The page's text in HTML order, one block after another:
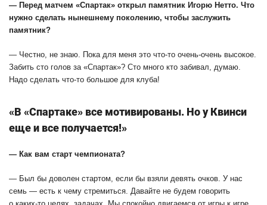
— Перед матчем «Спартак» открыл памятник Игорю Нетто. Что
нужно сделать нынешнему поколению, чтобы заслужить
памятник?
— Честно, не знаю. Пока для меня это что-то очень-очень высокое.
Забить сто голов за «Спартак»? Сто много кто забивал, думаю.
Надо сделать что-то большое для клуба!
«В «Спартаке» все мотивированы. Но у Квинси
еще и все получается!»
— Как вам старт чемпионата?
— Был бы доволен стартом, если бы взяли девять очков. У нас
семь — есть к чему стремиться. Давайте не будем говорить